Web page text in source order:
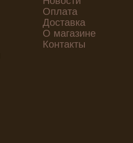
Оплата
Доставка
О магазине
Контакты